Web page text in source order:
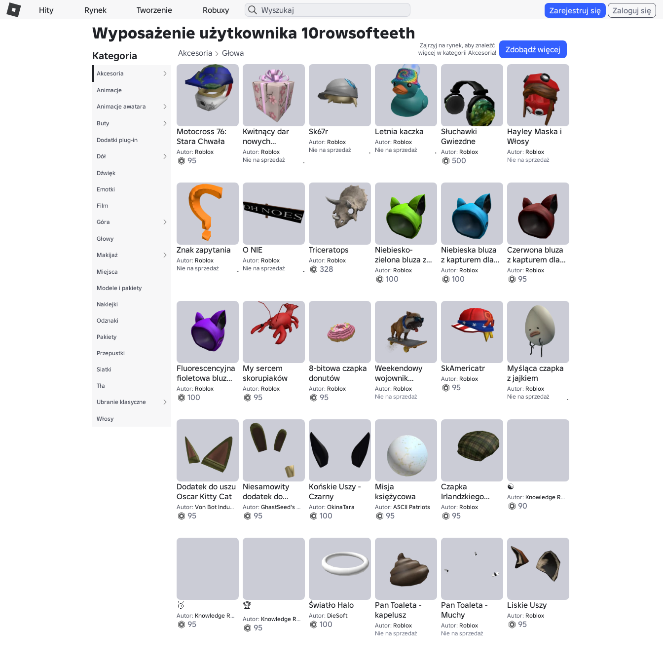
Hity Rynek Tworzenie Robuxy Zarejestruj się Zaloguj się
Wyposażenie użytkownika 10rowsofteeth
Kategoria
Akcesoria
Animacje
Animacje awatara
Buty
Dodatki plug-in
Dół
Dźwięk
Emotki
Film
Góra
Głowy
Makijaż
Miejsca
Modele i pakiety
Naklejki
Odznaki
Pakiety
Przepustki
Siatki
Tła
Ubranie klasyczne
Włosy
Akcesoria Głowa Zdobądź więcej
Zajrzyj na rynek, aby znaleźć
więcej w kategorii Akcesoria!
Motocross 76:
Stara Chwała
Autor: Roblox
95
Kwitnący dar
nowych
początków
Autor: Roblox
Nie na sprzedaż
Sk67r
Autor: Roblox
Nie na sprzedaż
67
Letnia kaczka
Autor: Roblox
Nie na sprzedaż
1,337
Słuchawki
Gwiezdne
Autor: Roblox
500
Hayley Maska i
Włosy
Autor: Roblox
Nie na sprzedaż
Znak zapytania
Autor: Roblox
Nie na sprzedaż
350
O NIE
Autor: Roblox
Nie na sprzedaż
2,000
Triceratops
Autor: Roblox
328
Niebiesko-
zielona bluza z
kapturem
Autor: Roblox
100
Niebieska bluza
z kapturem dla
zwierząt
Autor: Roblox
100
Czerwona bluza
z kapturem dla
zwierząt
Autor: Roblox
95
Fluorescencyjna
fioletowa bluza z
kapturem
Autor: Roblox
100
My sercem
skorupiaków
Autor: Roblox
95
8-bitowa czapka
donutów
Autor: Roblox
95
Weekendowy
wojownik
Bulldog
Autor: Roblox
Nie na sprzedaż
SkAmericatr
Autor: Roblox
95
Myśląca czapka
z jajkiem
Autor: Roblox
Nie na sprzedaż
Dodatek do uszu
Oscar Kitty Cat
Autor: Von Bot Industries
95
Niesamowity
dodatek do
Królików Oscara
Autor: GhastSeed's UGC Shop
95
Końskie Uszy -
Czarny
Autor: OkinaTara
100
Misja
księżycowa
Autor: ASCII Patriots
95
Czapka
Irlandzkiego
Dżentelmena
Autor: Roblox
95
☯
Autor: Knowledge Revolutionaries 11
90
🥉
Autor: Knowledge Revolutionaries 8
95
🏆
Autor: Knowledge Revolutionaries 4
95
Światło Halo
Autor: DieSoft
100
Pan Toaleta -
kapelusz
Autor: Roblox
Nie na sprzedaż
Pan Toaleta -
Muchy
Autor: Roblox
Nie na sprzedaż
Liskie Uszy
Autor: Roblox
95